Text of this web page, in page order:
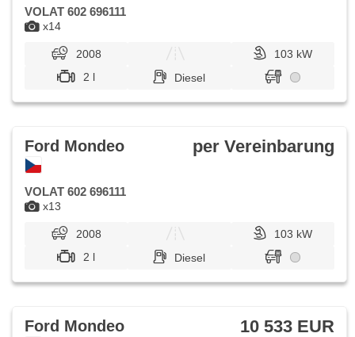
x14
VOLAT 602 696111
2008
103 kW
2 l
Diesel
x13
Ford Mondeo per Vereinbarung
VOLAT 602 696111
2008
103 kW
2 l
Diesel
Ford Mondeo 10 533 EUR